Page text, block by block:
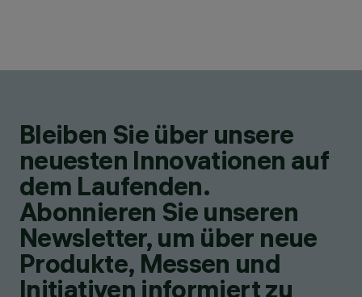
Bleiben Sie über unsere
neuesten Innovationen auf
dem Laufenden.
Abonnieren Sie unseren
Newsletter, um über neue
Produkte, Messen und
Initiativen informiert zu